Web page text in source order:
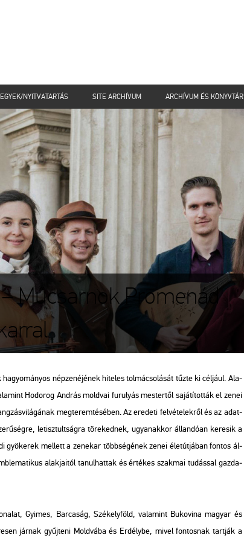
NYITVATARTÁS SITE ARCHÍVUM ARCHÍVUM ÉS KÖNYVTÁR
Műcsarnok Promenád
nép­ze­né­jé­nek hi­te­les tol­má­cso­lá­sát tűzte ki cél­já­ul. Ala­
Ho­do­rog And­rás mold­vai fu­ru­lyás mes­ter­től sa­já­tí­tot­ták el zenei
meg­te­rem­té­sé­ben. Az ere­de­ti fel­vé­te­lek­ről és az adat­
le­tisz­tult­ság­ra tö­re­ked­nek, ugyan­ak­kor ál­lan­dó­an ke­re­sik a
gyö­ke­rek mel­lett a ze­ne­kar több­sé­gé­nek zenei élet­út­já­ban fon­tos ál­
alak­ja­i­tól ta­nul­hat­tak és ér­té­kes szak­mai tu­dás­sal gaz­da­
Gyi­mes, Bar­ca­ság, Szé­kely­föld, va­la­mint Bu­ko­vi­na ma­gyar és
jár­nak gyűj­te­ni Mold­vá­ba és Er­dély­be, mivel fon­tos­nak tart­ják a